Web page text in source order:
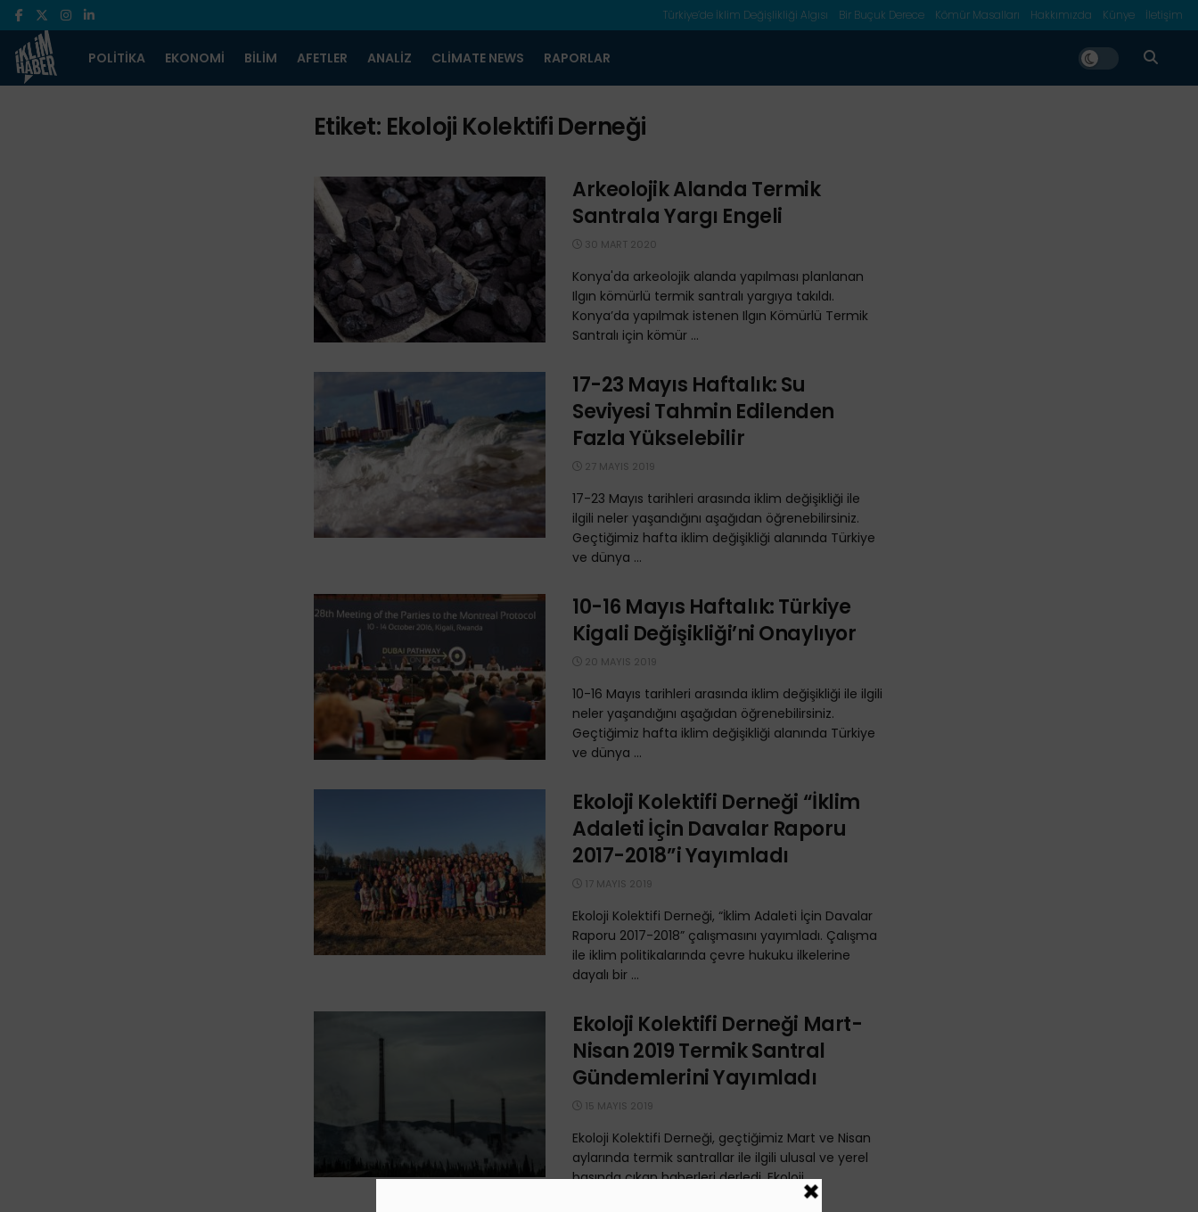
Türkiye’de İklim Değişlikliği Algısı Bir Buçuk Derece Kömür Masalları Hakkımızda Künye İletişim
POLITIKA EKONOMI BILIM AFETLER ANALIZ CLIMATE NEWS RAPORLAR
Etiket: Ekoloji Kolektifi Derneği
Arkeolojik Alanda Termik
Santrala Yargı Engeli
30 MART 2020
Konya'da arkeolojik alanda yapılması planlanan
Ilgın kömürlü termik santralı yargıya takıldı.
Konya’da yapılmak istenen Ilgın Kömürlü Termik
Santralı için kömür ...
17-23 Mayıs Haftalık: Su
Seviyesi Tahmin Edilenden
Fazla Yükselebilir
27 MAYIS 2019
17-23 Mayıs tarihleri arasında iklim değişikliği ile
ilgili neler yaşandığını aşağıdan öğrenebilirsiniz.
Geçtiğimiz hafta iklim değişikliği alanında Türkiye
ve dünya ...
10-16 Mayıs Haftalık: Türkiye
Kigali Değişikliği’ni Onaylıyor
20 MAYIS 2019
10-16 Mayıs tarihleri arasında iklim değişikliği ile ilgili
neler yaşandığını aşağıdan öğrenebilirsiniz.
Geçtiğimiz hafta iklim değişikliği alanında Türkiye
ve dünya ...
Ekoloji Kolektifi Derneği “İklim
Adaleti İçin Davalar Raporu
2017-2018”i Yayımladı
17 MAYIS 2019
Ekoloji Kolektifi Derneği, “İklim Adaleti İçin Davalar
Raporu 2017-2018” çalışmasını yayımladı. Çalışma
ile iklim politikalarında çevre hukuku ilkelerine
dayalı bir ...
Ekoloji Kolektifi Derneği Mart-
Nisan 2019 Termik Santral
Gündemlerini Yayımladı
15 MAYIS 2019
Ekoloji Kolektifi Derneği, geçtiğimiz Mart ve Nisan
aylarında termik santrallar ile ilgili ulusal ve yerel
basında çıkan haberleri derledi. Ekoloji ...